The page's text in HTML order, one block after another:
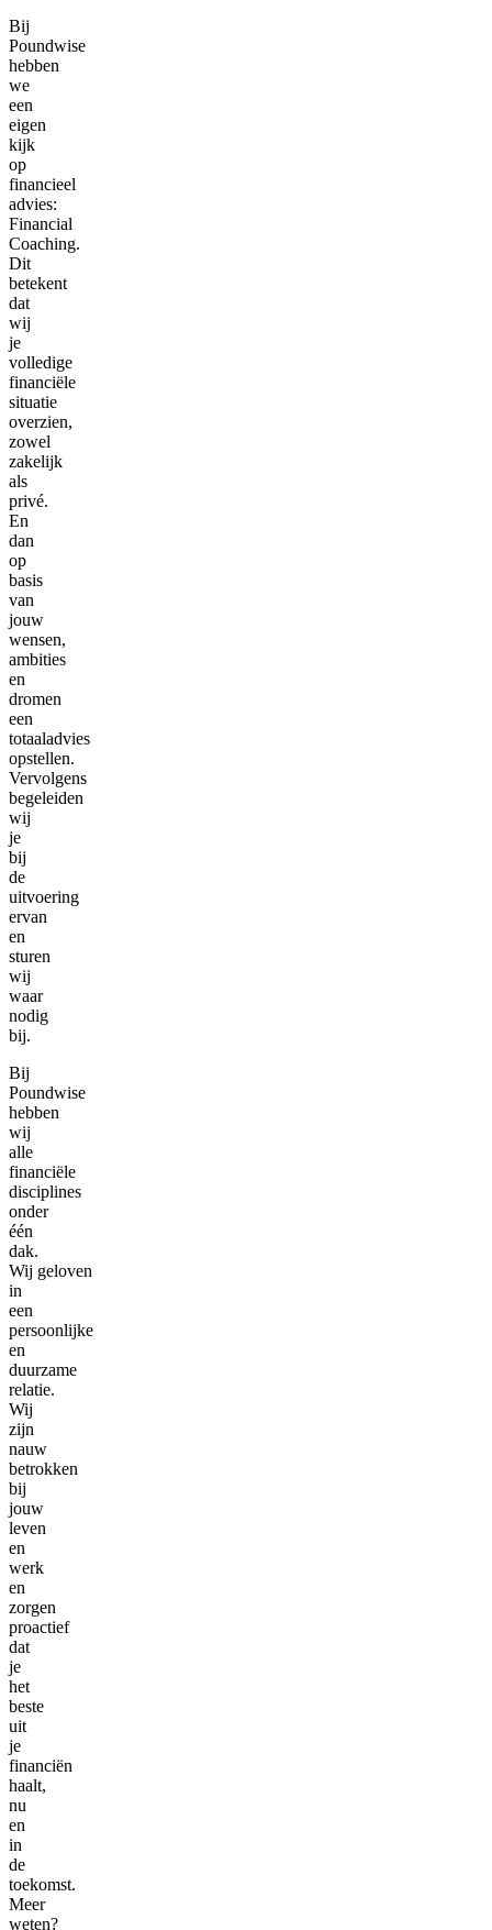
Bij
Poundwise
hebben
we
een
eigen
kijk
op
financieel
advies:
Financial
Coaching.
Dit
betekent
dat
wij
je
volledige
financiële
situatie
overzien,
zowel
zakelijk
als
privé.
En
dan
op
basis
van
jouw
wensen,
ambities
en
dromen
een
totaaladvies
opstellen.
Vervolgens
begeleiden
wij
je
bij
de
uitvoering
ervan
en
sturen
wij
waar
nodig
bij.
Bij
Poundwise
hebben
wij
alle
financiële
disciplines
onder
één
dak.
Wij geloven
in
een
persoonlijke
en
duurzame
relatie.
Wij
zijn
nauw
betrokken
bij
jouw
leven
en
werk
en
zorgen
proactief
dat
je
het
beste
uit
je
financiën
haalt,
nu
en
in
de
toekomst.
Meer
weten?